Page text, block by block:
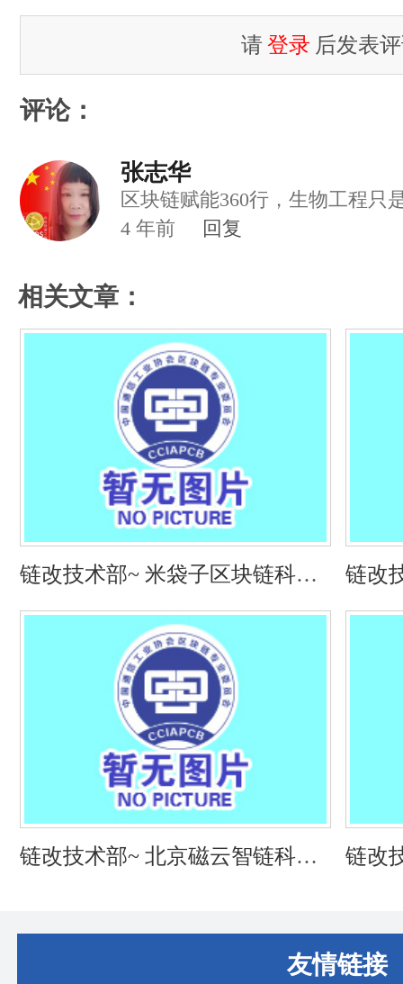
请 登录 后发表
评论：
张志华
区块链赋能360行，生物工程只
4 年前 回复
相关文章：
链改技术部~ 米袋子区块链科技
链改
链改技术部~ 北京磁云智链科技
链改
友情链接